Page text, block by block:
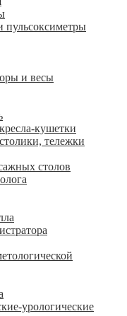
пульсоксиметры
и весы
кушетки
тележки
столов
урологические